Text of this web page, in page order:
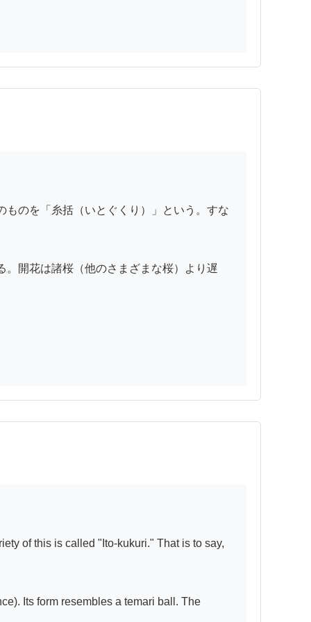
のを「糸括（いとぐくり）」という。すな
開花は諸桜（他のさまざまな桜）より遅
of this is called "Ito-kukuri." That is to say,
Its form resembles a temari ball. The